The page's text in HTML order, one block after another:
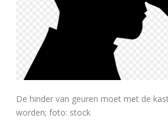
De hinder van geuren moet met de
worden; foto: stock